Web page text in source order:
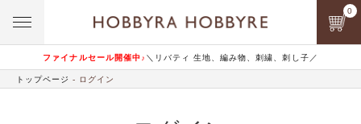
ファイナルセール開催中♪ ＼リバティ 生地、編み物、刺繍、刺し子／
0
トップページ ログイン